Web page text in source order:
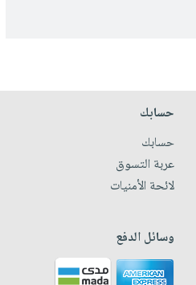
حسابك
حسابك
عربة التسوق
لائحة الأمنيات
وسائل الدفع